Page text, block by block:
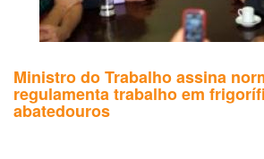
Ministro do Trabalho assina
regulamenta trabalho em
abatedouros